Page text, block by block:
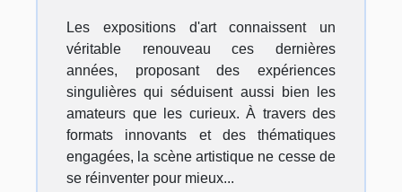
Les expositions d'art connaissent un
véritable renouveau ces dernières
années, proposant des expériences
singulières qui séduisent aussi bien les
amateurs que les curieux. À travers des
formats innovants et des thématiques
engagées, la scène artistique ne cesse de
se réinventer pour mieux...